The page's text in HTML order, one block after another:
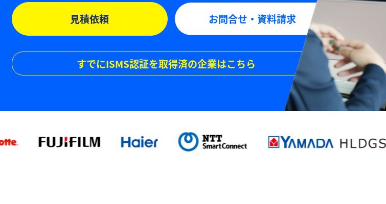
見積依頼 お問合せ・資料請求
すでにISMS認証を取得済の企業はこちら